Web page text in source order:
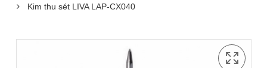
Kim thu sét LIVA LAP-CX040